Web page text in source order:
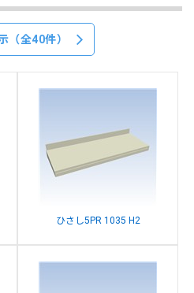
（全40件）
ひさし5PR 1035 H2